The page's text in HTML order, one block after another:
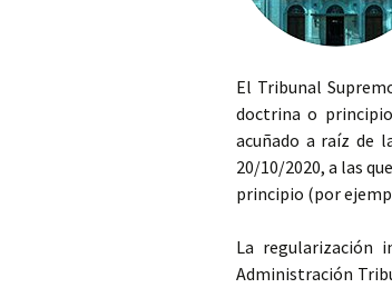
El Tribunal
doctrina o
acuñado a raíz de
20/10/2020, a las
principio (por
La regularización
Administración